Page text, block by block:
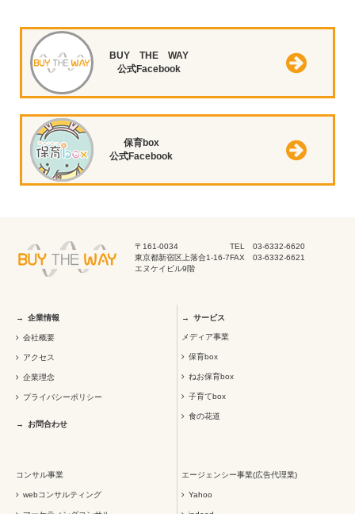
BUY THE WAY
公式Facebook
保育box
公式Facebook
〒161-0034
東京都新宿区上落合1-16-7
エヌケイビル9階
TEL 03-6332-6620
FAX 03-6332-6621
企業情報
会社概要
アクセス
企業理念
プライバシーポリシー
お問合わせ
サービス
メディア事業
保育box
ねお保育box
子育てbox
食の花道
コンサル事業
webコンサルティング
エージェンシー事業(広告代理業)
Yahoo